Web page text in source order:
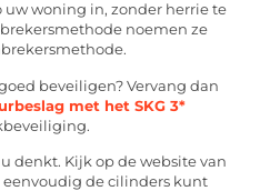
uw woning in, zonder herrie te
noemen ze
beveiligen? Vervang dan
met het SKG 3*
denkt. Kijk op de website van
de cilinders kunt